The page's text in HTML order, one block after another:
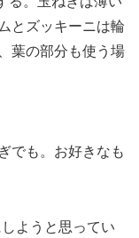
とズッキーニは輪
葉の部分も使う場
でも。お好きなも
ようと思ってい